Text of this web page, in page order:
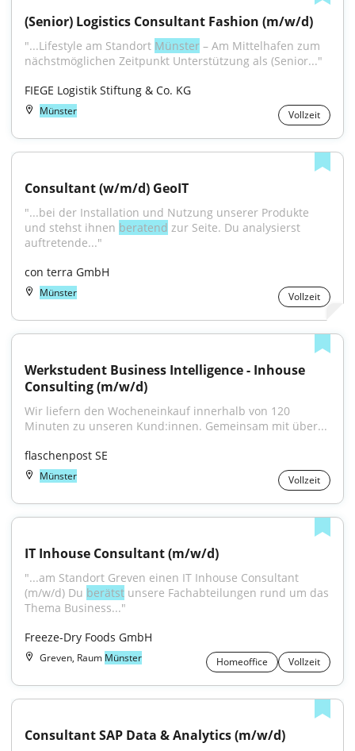
(Senior) Logistics Consultant Fashion (m/w/d)
"...Lifestyle am Standort Münster – Am Mittelhafen zum
nächstmöglichen Zeitpunkt Unterstützung als (Senior..."
FIEGE Logistik Stiftung & Co. KG
Münster Vollzeit
Consultant (w/m/d) GeoIT
"...bei der Installation und Nutzung unserer Produkte
und stehst ihnen beratend zur Seite. Du analysierst
auftretende..."
con terra GmbH
Münster Vollzeit
Werkstudent Business Intelligence - Inhouse
Consulting (m/w/d)
Wir liefern den Wocheneinkauf innerhalb von 120
Minuten zu unseren Kund:innen. Gemeinsam mit über...
flaschenpost SE
Münster Vollzeit
IT Inhouse Consultant (m/w/d)
"...am Standort Greven einen IT Inhouse Consultant
(m/w/d) Du berätst unsere Fachabteilungen rund um das
Thema Business..."
Freeze-Dry Foods GmbH
Greven, Raum Münster Homeoffice Vollzeit
Consultant SAP Data & Analytics (m/w/d)